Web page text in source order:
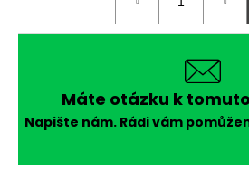
Máte otázku k
Napište nám. Rádi vám